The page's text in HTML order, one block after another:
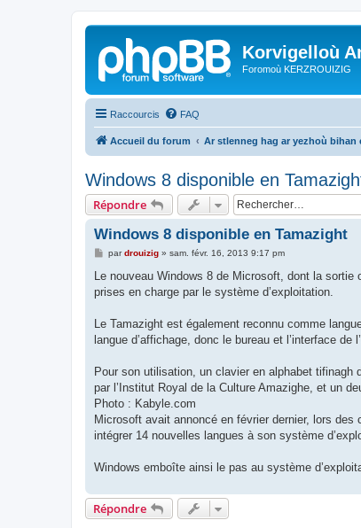
Korvigelloù
Foromoù KERZROUIZIG
Raccourcis FAQ
Accueil du forum Ar stlenneg hag ar yezhoù bihan
Windows 8 disponible en
Répondre
Windows 8 disponible en Tamazight
M
s
a
pardrouizig» sam. févr. 16, 2013 9:17 pm
Le nouveau Windows 8 de Microsoft, dont la
prises en charge par le système d’exploitation.
Le Tamazight est également reconnu comme
langue d’affichage, donc le bureau et l’interface de
Pour son utilisation, un clavier en alphabet tifinagh
par l’Institut Royal de la Culture Amazighe, et un
Photo : Kabyle.com
Microsoft avait annoncé en février dernier, lors des
intégrer 14 nouvelles langues à son système
Windows emboîte ainsi le pas au système
Répondre